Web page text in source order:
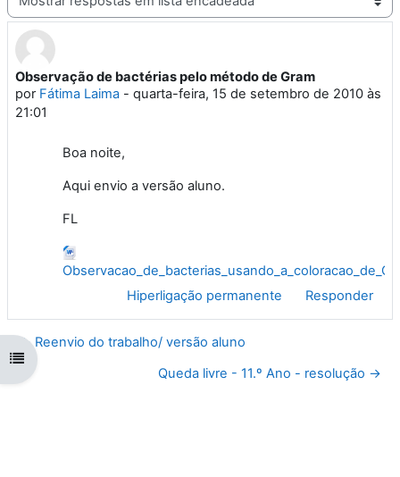
Abrir índice da disciplina
Modo de visualização
Observação de bactérias pelo método de Gram
por Fátima Laima - quarta-feira, 15 de setembro de 2010 às
21:01
Número de respostas: 0
Boa noite,
Aqui envio a versão aluno.
FL
Hiperligação permanente
Responder
← Reenvio do trabalho/ versão aluno
Queda livre - 11.º Ano - resolução →